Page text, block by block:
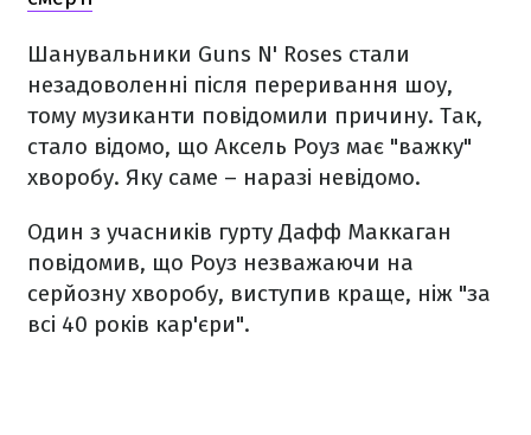
Шанувальники Guns N' Roses стали
незадоволенні після переривання шоу,
тому музиканти повідомили причину. Так,
стало відомо, що Аксель Роуз має "важку"
хворобу. Яку саме – наразі невідомо.
Один з учасників гурту Дафф Маккаган
повідомив, що Роуз незважаючи на
серйозну хворобу, виступив краще, ніж "за
всі 40 років кар'єри".